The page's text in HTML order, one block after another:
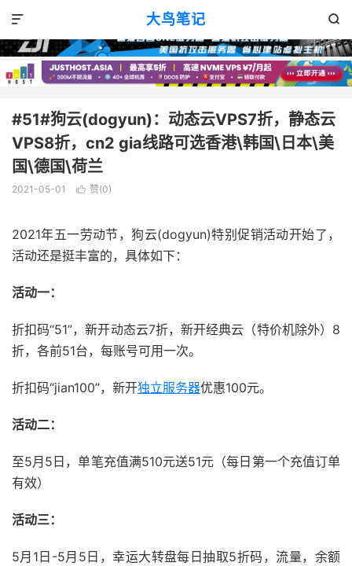
大鸟笔记 

VPS优惠
#51#狗云(dogyun)：动态云VPS7折，静态云
VPS8折，cn2 gia线路可选香港\韩国\日本\美
国\德国\荷兰
2021-05-01  赞(0)
2021年五一劳动节，狗云(dogyun)特别促销活动开始了，
活动还是挺丰富的，具体如下：
活动一：
折扣码“51”，新开动态云7折，新开经典云（特价机除外）8
折，各前51台，每账号可用一次。
折扣码“jian100”，新开独立服务器优惠100元。
活动二：
至5月5日，单笔充值满510元送51元（每日第一个充值订单
有效）
活动三：
5月1日-5月5日，幸运大转盘每日抽取5折码，流量，余额